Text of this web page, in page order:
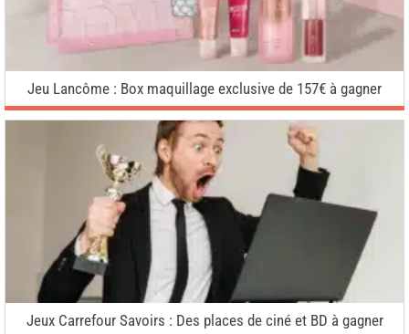
Jeu Lancôme : Box maquillage exclusive de 157€ à gagner
Jeux Carrefour Savoirs : Des places de ciné et BD à gagner